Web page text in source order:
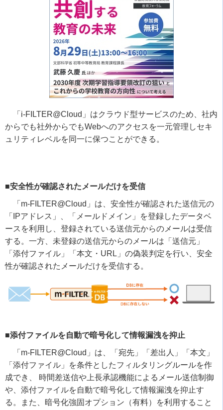
「 i-FILTER@Cloud 」はクラウド型サービスのため、社内
からでも社外からでもWebへのアクセスを一元管理しセキ
ュリティレベルを同一に保つことができる。
■安全性が確認されたメールだけを受信
「 m-FILTER@Cloud 」は、安全性が確認された送信元の
「
IPアドレス」、「メールドメイン」を登録したデータベ
ースを利用し、登録されている送信元からのメールは受信
する。一方、未登録の送信元からのメールは「送信元」
「添付ファイル」「本文・ URL 」の偽装判定を行い、安全
性が確認されたメールだけを受信する。
■添付ファイルを自動で暗号化して情報漏洩を抑止
「 m-FILTER@Cloud 」は、「宛先」「差出人」「本文」
「添付ファイル」を条件としたフィルタリングルールを作
成でき、 時間差送信や上長承認機能によるメール送信制御
や、添付ファイルを自動で暗号化して情報漏洩を抑止す
る。また、暗号化強固オプション（有料）を利用すること